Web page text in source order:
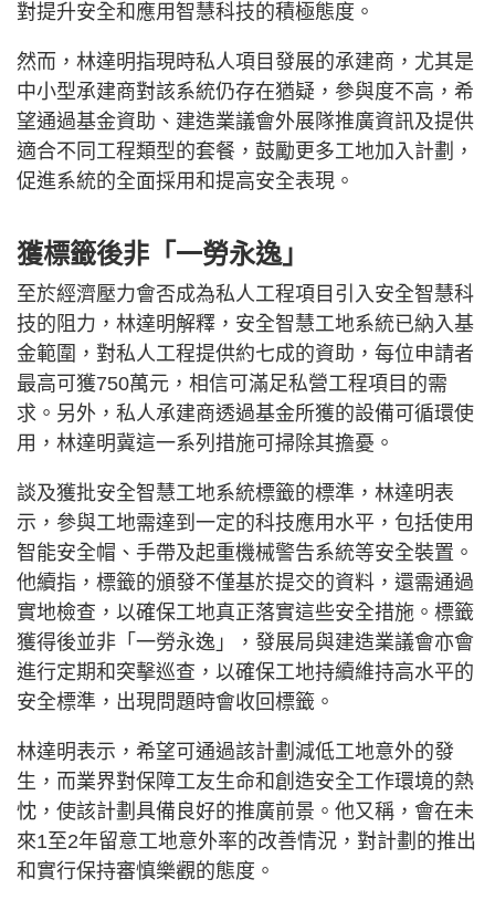
對提升安全和應用智慧科技的積極態度。
然而，林達明指現時私人項目發展的承建商，尤其是
中小型承建商對該系統仍存在猶疑，參與度不高，希
望通過基金資助、建造業議會外展隊推廣資訊及提供
適合不同工程類型的套餐，鼓勵更多工地加入計劃，
促進系統的全面採用和提高安全表現。
獲標籤後非「一勞永逸」
至於經濟壓力會否成為私人工程項目引入安全智慧科
技的阻力，林達明解釋，安全智慧工地系統已納入基
金範圍，對私人工程提供約七成的資助，每位申請者
最高可獲750萬元，相信可滿足私營工程項目的需
求。另外，私人承建商透過基金所獲的設備可循環使
用，林達明冀這一系列措施可掃除其擔憂。
談及獲批安全智慧工地系統標籤的標準，林達明表
示，參與工地需達到一定的科技應用水平，包括使用
智能安全帽、手帶及起重機械警告系統等安全裝置。
他續指，標籤的頒發不僅基於提交的資料，還需通過
實地檢查，以確保工地真正落實這些安全措施。標籤
獲得後並非「一勞永逸」，發展局與建造業議會亦會
進行定期和突擊巡查，以確保工地持續維持高水平的
安全標準，出現問題時會收回標籤。
林達明表示，希望可通過該計劃減低工地意外的發
生，而業界對保障工友生命和創造安全工作環境的熱
忱，使該計劃具備良好的推廣前景。他又稱，會在未
來1至2年留意工地意外率的改善情況，對計劃的推出
和實行保持審慎樂觀的態度。